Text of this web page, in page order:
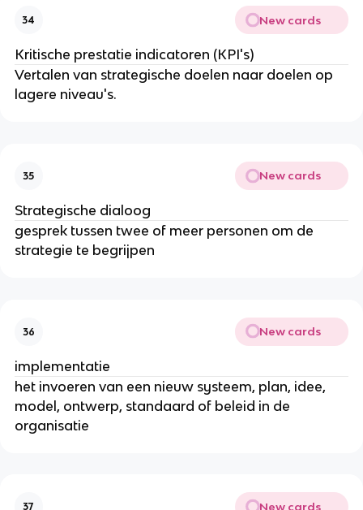
34 New cards
Kritische prestatie indicatoren (KPI's)
Vertalen van strategische doelen naar doelen op
lagere niveau's.
35 New cards
Strategische dialoog
gesprek tussen twee of meer personen om de
strategie te begrijpen
36 New cards
implementatie
het invoeren van een nieuw systeem, plan, idee,
model, ontwerp, standaard of beleid in de
organisatie
37 New cards